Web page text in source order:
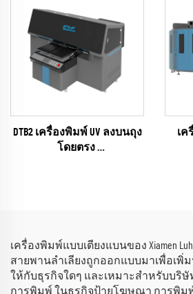
DTB2 เครื่องพิมพ์ UV ลงบนถุง
โดยตรง
เ
เครื่องพิมพ์แบบเตียงแบนของ Xiamen
สายพานลำเลียงถูกออกแบบมาเพื่อเพิ่
ให้กับธุรกิจใดๆ และเหมาะสำหรับบริษั
การพิมพ์ ในธุรกิจป้ายโฆษณา การพิ